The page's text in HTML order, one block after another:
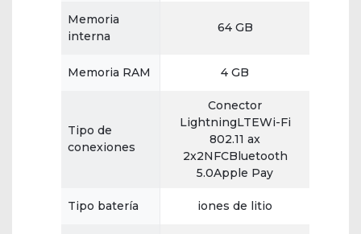
Memoria
interna
64 GB
Memoria RAM 4 GB
Tipo de
conexiones
Conector
LightningLTEWi-Fi
802.11 ax
2x2NFCBluetooth
5.0Apple Pay
Tipo batería iones de litio